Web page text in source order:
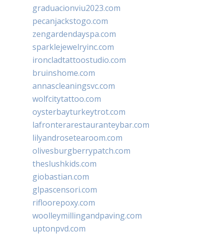
graduacionviu2023.com
pecanjackstogo.com
zengardendayspa.com
sparklejewelryinc.com
ironcladtattoostudio.com
bruinshome.com
annascleaningsvc.com
wolfcitytattoo.com
oysterbayturkeytrot.com
lafronterarestauranteybar.com
lilyandrosetearoom.com
olivesburgberrypatch.com
theslushkids.com
giobastian.com
glpascensori.com
rifloorepoxy.com
woolleymillingandpaving.com
uptonpvd.com